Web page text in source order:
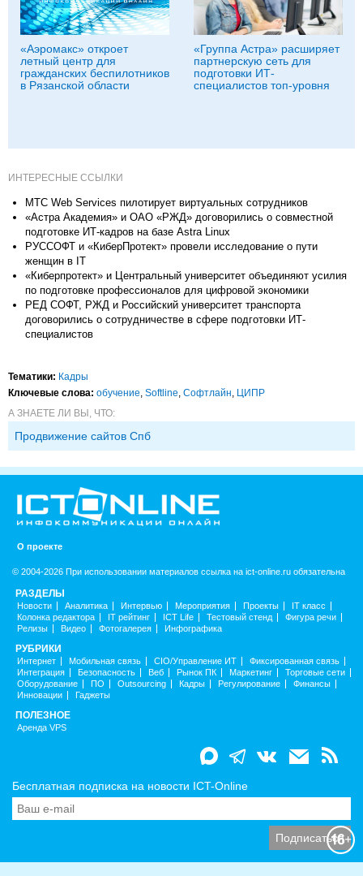
«Аэромакс» откроет
летный центр для
гражданских беспилотников
в Рязанской области
«Группа Астра» расширяет
партнерскую сеть для
подготовки ИТ-
специалистов топ-уровня
ИНТЕРЕСНЫЕ ССЫЛКИ
МТС Web Services пилотирует виртуальных сотрудников
«Астра Академия» и ОАО «РЖД» договорились о совместной
подготовке ИТ-кадров на базе Astra Linux
РУССОФТ и «КиберПротект» провели исследование о пути
женщин в IT
«Киберпротект» и Центральный университет объединяют усилия
по подготовке профессионалов для цифровой экономики
РЕД СОФТ, РЖД и Российский университет транспорта
договорились о сотрудничестве в сфере подготовки ИТ-
специалистов
Тематики: Кадры
Ключевые слова: обучение, Softline, Софтлайн, ЦИПР
А ЗНАЕТЕ ЛИ ВЫ, ЧТО:
Продвижение сайтов Спб
О проекте
© 2004-2026 При использовании материалов ссылка на ict-online.ru обязательна
РАЗДЕЛЫ
Новости Аналитика Интервью Мероприятия Проекты
IT класс
Колонка редактора
IT рейтинг ICT Life Тестовый стенд
Фигура речи
Релизы
Видео Фотогалерея Инфографика
РУБРИКИ
Интернет Мобильная связь CIO/Управление ИТ
Фиксированная связь
Интеграция
Безопасность Веб Рынок ПК Маркетинг
Торговые сети
Оборудование
ПО Outsourcing Кадры Регулирование
Финансы
Инновации
Гаджеты
ПОЛЕЗНОЕ
Аренда VPS
Бесплатная подписка на новости ICT-Online